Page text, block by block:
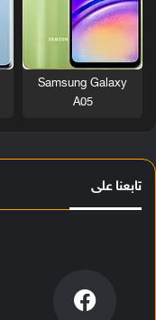
Samsung Galaxy
A05
تابعنا على